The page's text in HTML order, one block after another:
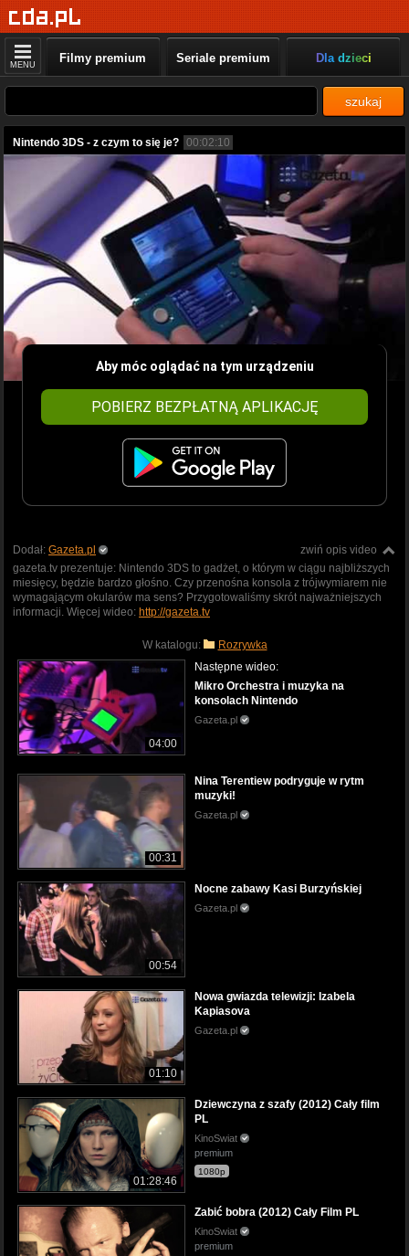
MENU Filmy premium Seriale premium Dla dzieci
szukaj
Nintendo 3DS - z czym to się je? 00:02:10
Aby móc oglądać na tym urządzeniu
POBIERZ BEZPŁATNĄ APLIKACJĘ
zwiń opis video
Dodał: Gazeta.pl
gazeta.tv prezentuje: Nintendo 3DS to gadżet, o którym w ciągu najbliższych
miesięcy, będzie bardzo głośno. Czy przenośna konsola z trójwymiarem nie
wymagającym okularów ma sens? Przygotowaliśmy skrót najważniejszych
informacji. Więcej wideo: http://gazeta.tv
W katalogu: Rozrywka
04:00
Następne wideo:
Mikro Orchestra i muzyka na
konsolach Nintendo
Gazeta.pl
00:31
Nina Terentiew podryguje w rytm
muzyki!
Gazeta.pl
00:54
Nocne zabawy Kasi Burzyńskiej
Gazeta.pl
01:10
Nowa gwiazda telewizji: Izabela
Kapiasova
Gazeta.pl
01:28:46
Dziewczyna z szafy (2012) Cały film
PL
KinoSwiat
premium
1080p
Zabić bobra (2012) Cały Film PL
KinoSwiat
premium